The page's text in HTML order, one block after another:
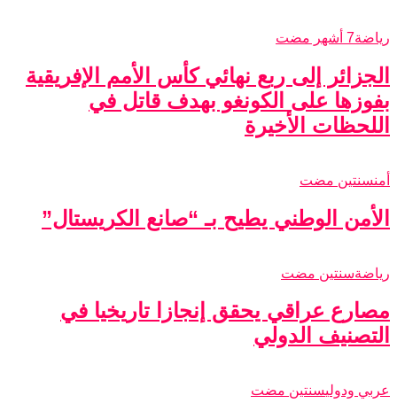
رياضة7 أشهر مضت
الجزائر إلى ربع نهائي كأس الأمم الإفريقية
بفوزها على الكونغو بهدف قاتل في
اللحظات الأخيرة
أمنسنتين مضت
الأمن الوطني يطيح بـ “صانع الكريستال”
رياضةسنتين مضت
مصارع عراقي يحقق إنجازا تاريخيا في
التصنيف الدولي
عربي ودوليسنتين مضت